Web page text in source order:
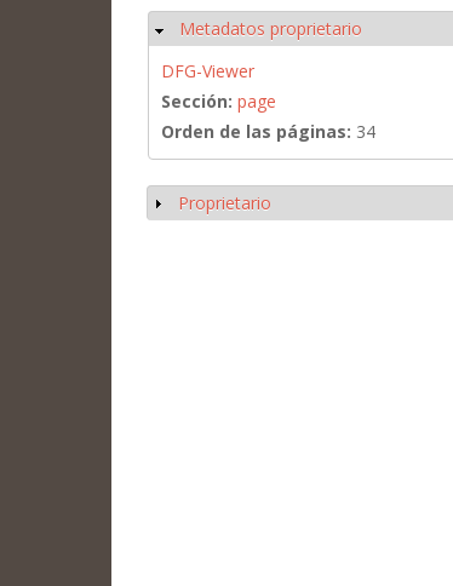
Ocultar
Metadatos proprietario
DFG-Viewer
Sección: page
Orden de las páginas: 34
Mostrar
Proprietario